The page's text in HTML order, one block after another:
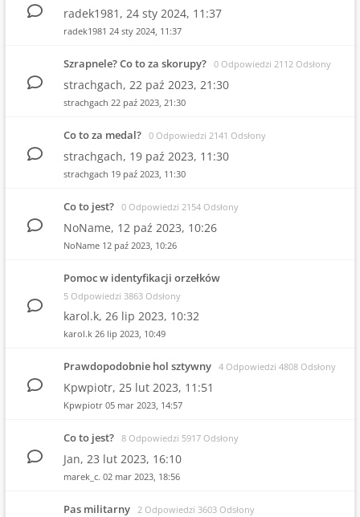
radek1981, 24 sty 2024, 11:37
radek1981 24 sty 2024, 11:37
Szrapnele? Co to za skorupy? 0 Odpowiedzi 2112 Odsłony
strachgach, 22 paź 2023, 21:30
strachgach 22 paź 2023, 21:30
Co to za medal? 0 Odpowiedzi 2141 Odsłony
strachgach, 19 paź 2023, 11:30
strachgach 19 paź 2023, 11:30
Co to jest? 0 Odpowiedzi 2154 Odsłony
NoName, 12 paź 2023, 10:26
NoName 12 paź 2023, 10:26
Pomoc w identyfikacji orzełków
5 Odpowiedzi 3863 Odsłony
karol.k, 26 lip 2023, 10:32
karol.k 26 lip 2023, 10:49
Prawdopodobnie hol sztywny 4 Odpowiedzi 4808 Odsłony
Kpwpiotr, 25 lut 2023, 11:51
Kpwpiotr 05 mar 2023, 14:57
Co to jest? 8 Odpowiedzi 5917 Odsłony
Jan, 23 lut 2023, 16:10
marek_c. 02 mar 2023, 18:56
Pas militarny 2 Odpowiedzi 3603 Odsłony